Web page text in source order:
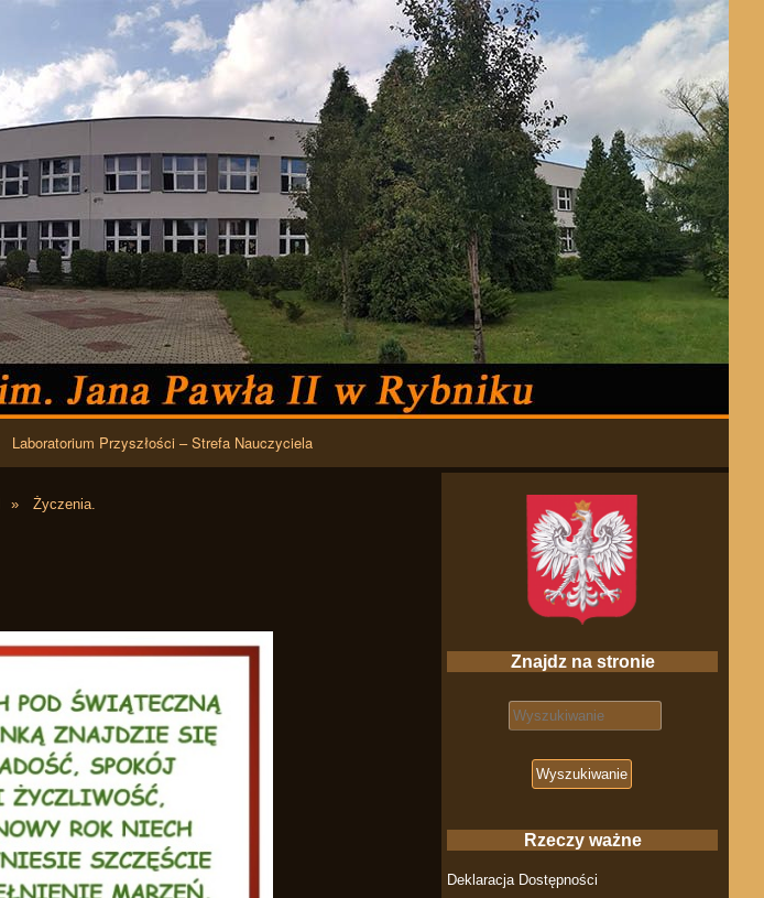
Przejdź do zawartości
Laboratorium Przyszłości – Strefa Nauczyciela
Życzenia.
Znajdz na stronie
Search for:
Rzeczy ważne
Deklaracja Dostępności